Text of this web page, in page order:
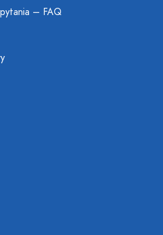
– FAQ